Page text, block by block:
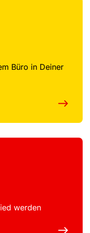
Büro in Deiner
werden